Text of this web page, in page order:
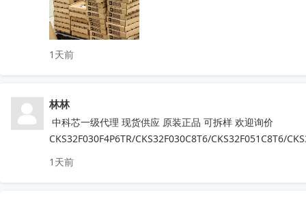
TDA7708CB  TDA7708LX  TDA7850
TDA7708CBTR  TDA75610S-Z
TDA7708LX52  TDA7708LX32TR
HFDA801A-VYT  TDA7388  TDA7851L
MX25L6433FM2I-08G  F50L2G41XA-104YG2B
K4B4G1646E-BYK0  TEF6686  XS9950
IRFB4227  CS75823  IRF540NPBF  TL494IDR
PT16556-LQ  LV5683P-E  TA75458P
TEA6856AHN  RDA5807M  STM32F042F4P6
1天前
林林
CKS32F030F4P6TR/CKS32F030C8T6/CKS32F051C8T6/
1天前